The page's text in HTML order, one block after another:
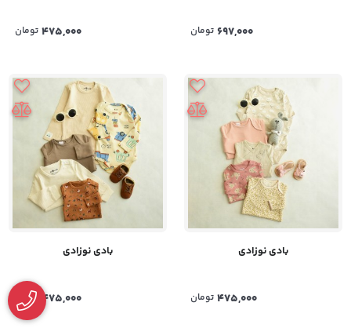
697,000 تومان 475,000 تومان
بادی نوزادی
475,000 تومان
بادی نوزادی
475,000 تومان